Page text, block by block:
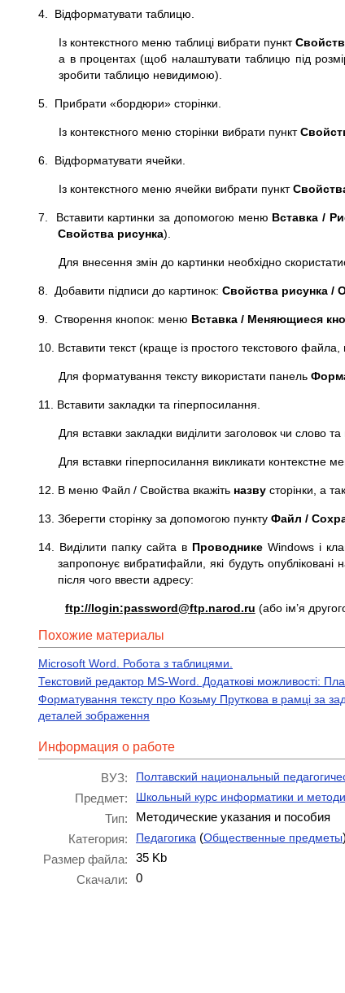
4. Відформатувати таблицю.
Із контекстного меню таблиці вибрати пункт
а в процентах (щоб налаштувати таблицю під
зробити таблицю невидимою).
5. Прибрати «бордюри» сторінки.
Із контекстного меню сторінки вибрати пункт
6. Відформатувати ячейки.
Із контекстного меню ячейки вибрати пункт
7. Вставити картинки за допомогою меню Вставка /
Свойства рисунка).
Для внесення змін до картинки необхідно
8. Добавити підписи до картинок: Свойства рисунка /
9. Створення кнопок: меню Вставка / Меняющиеся
10. Вставити текст (краще із простого текстового
Для форматування тексту використати панель
11. Вставити закладки та гіперпосилання.
Для вставки закладки виділити заголовок чи слово
Для вставки гіперпосилання викликати контекстне
12. В меню Файл / Свойства вкажіть назву сторінки, а
13. Зберегти сторінку за допомогою пункту Файл /
14. Виділити папку сайта в Проводнике Windows і
запропонує вибратифайли, які будуть опубліковані
після чого ввести адресу:
ftp://login:password@ftp.narod.ru (або ім’я
Похожие материалы
Microsoft Word. Робота з таблицями.
Текстовий редактор MS-Word. Додаткові можливості:
Форматування тексту про Козьму Пруткова в рамці за
деталей зображення
Информация о работе
ВУЗ: Полтавский национальный
Предмет: Школьный курс информатики и
Тип:
Методические указания и пособия
Категория:
Педагогика (Общественные предметы)
Размер файла:
35 Kb
Скачали:
0